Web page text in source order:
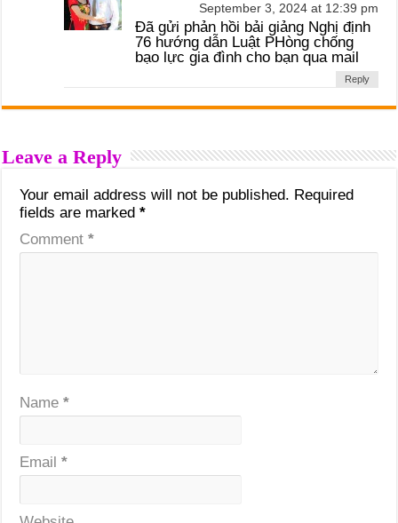
September 3, 2024 at 12:39 pm
Đã gửi phản hồi bải giảng Nghị định
76 hướng dẫn Luật PHòng chống
bạo lực gia đình cho bạn qua mail
Reply
Leave a Reply
Your email address will not be published. Required
fields are marked*
Comment*
Name*
Email*